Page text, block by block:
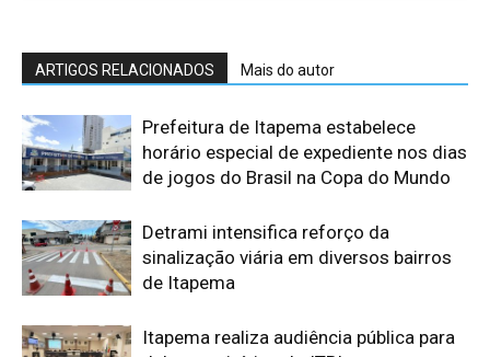
ARTIGOS RELACIONADOS Mais do autor
Prefeitura de Itapema estabelece
horário especial de expediente nos dias
de jogos do Brasil na Copa do Mundo
Detrami intensifica reforço da
sinalização viária em diversos bairros
de Itapema
Itapema realiza audiência pública para